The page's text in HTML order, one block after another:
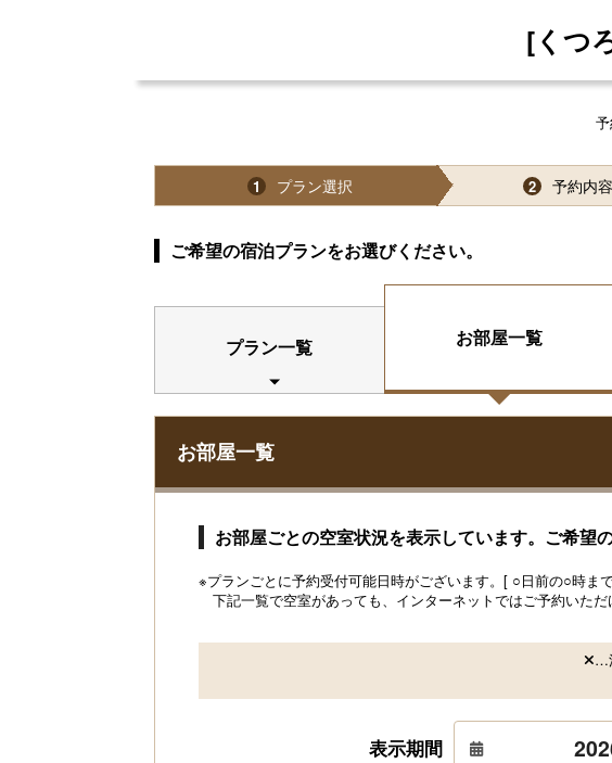
[くつ
1 プラン選択 2 予約内
ご希望の宿泊プランをお選びください。
プラン一覧 お部屋一覧
お部屋一覧
お部屋ごとの空室状況を表示しています。ご希望
※プランごとに予約受付可能日時がございます。[ ○日前の○時ま
下記一覧で空室があっても、インターネットではご予約いた
…
表示期間